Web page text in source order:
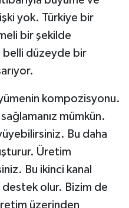
yok. Türkiye bir
bir şekilde
belli düzeyde bir
kompozisyonu.
mümkün.
Bu daha
Üretim
Bu ikinci kanal
olur. Bizim de
üzerinden